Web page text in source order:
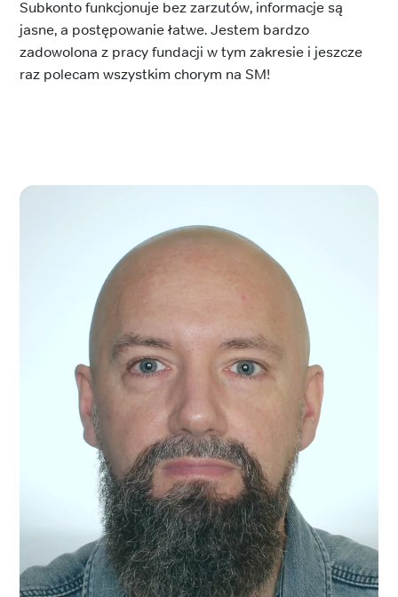
Subkonto funkcjonuje bez zarzutów, informacje są
jasne, a postępowanie łatwe. Jestem bardzo
zadowolona z pracy fundacji w tym zakresie i jeszcze
raz polecam wszystkim chorym na SM!